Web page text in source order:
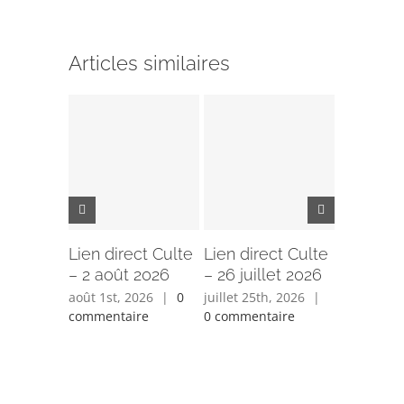
Articles similaires
Lien direct Culte
– 2 août 2026
août 1st, 2026 |
0
commentaire
Lien direct Culte
– 26 juillet 2026
juillet 25th, 2026
|
0 commentaire